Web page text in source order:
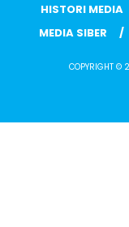
HISTORI MEDIA
MEDIA SIBER
COPYRIGHT ©